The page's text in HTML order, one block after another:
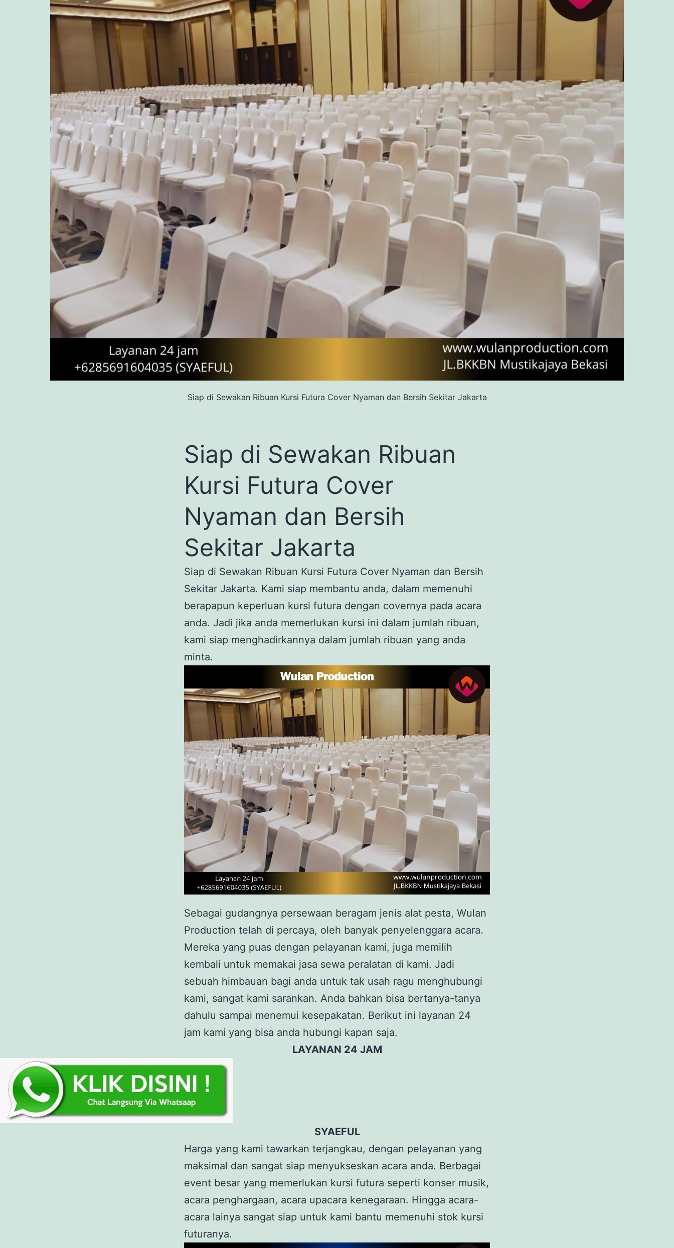
Siap di Sewakan Ribuan Kursi Futura Cover Nyaman dan Bersih Sekitar Jakarta
Siap di Sewakan Ribuan
Kursi Futura Cover
Nyaman dan Bersih
Sekitar Jakarta
Siap di Sewakan Ribuan Kursi Futura Cover Nyaman dan Bersih
Sekitar Jakarta. Kami siap membantu anda, dalam memenuhi
berapapun keperluan kursi futura dengan covernya pada acara
anda. Jadi jika anda memerlukan kursi ini dalam jumlah ribuan,
kami siap menghadirkannya dalam jumlah ribuan yang anda
minta.
Sebagai gudangnya persewaan beragam jenis alat pesta, Wulan
Production telah di percaya, oleh banyak penyelenggara acara.
Mereka yang puas dengan pelayanan kami, juga memilih
kembali untuk memakai jasa sewa peralatan di kami. Jadi
sebuah himbauan bagi anda untuk tak usah ragu menghubungi
kami, sangat kami sarankan. Anda bahkan bisa bertanya-tanya
dahulu sampai menemui kesepakatan. Berikut ini layanan 24
jam kami yang bisa anda hubungi kapan saja.
LAYANAN 24 JAM
SYAEFUL
Harga yang kami tawarkan terjangkau, dengan pelayanan yang
maksimal dan sangat siap menyukseskan acara anda. Berbagai
event besar yang memerlukan kursi futura seperti konser musik,
acara penghargaan, acara upacara kenegaraan. Hingga acara-
acara lainya sangat siap untuk kami bantu memenuhi stok kursi
futuranya.